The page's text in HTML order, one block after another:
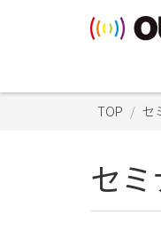
TOP セ
セ